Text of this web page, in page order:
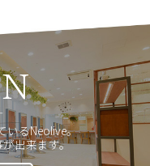
いるNeolive。
出来ます。